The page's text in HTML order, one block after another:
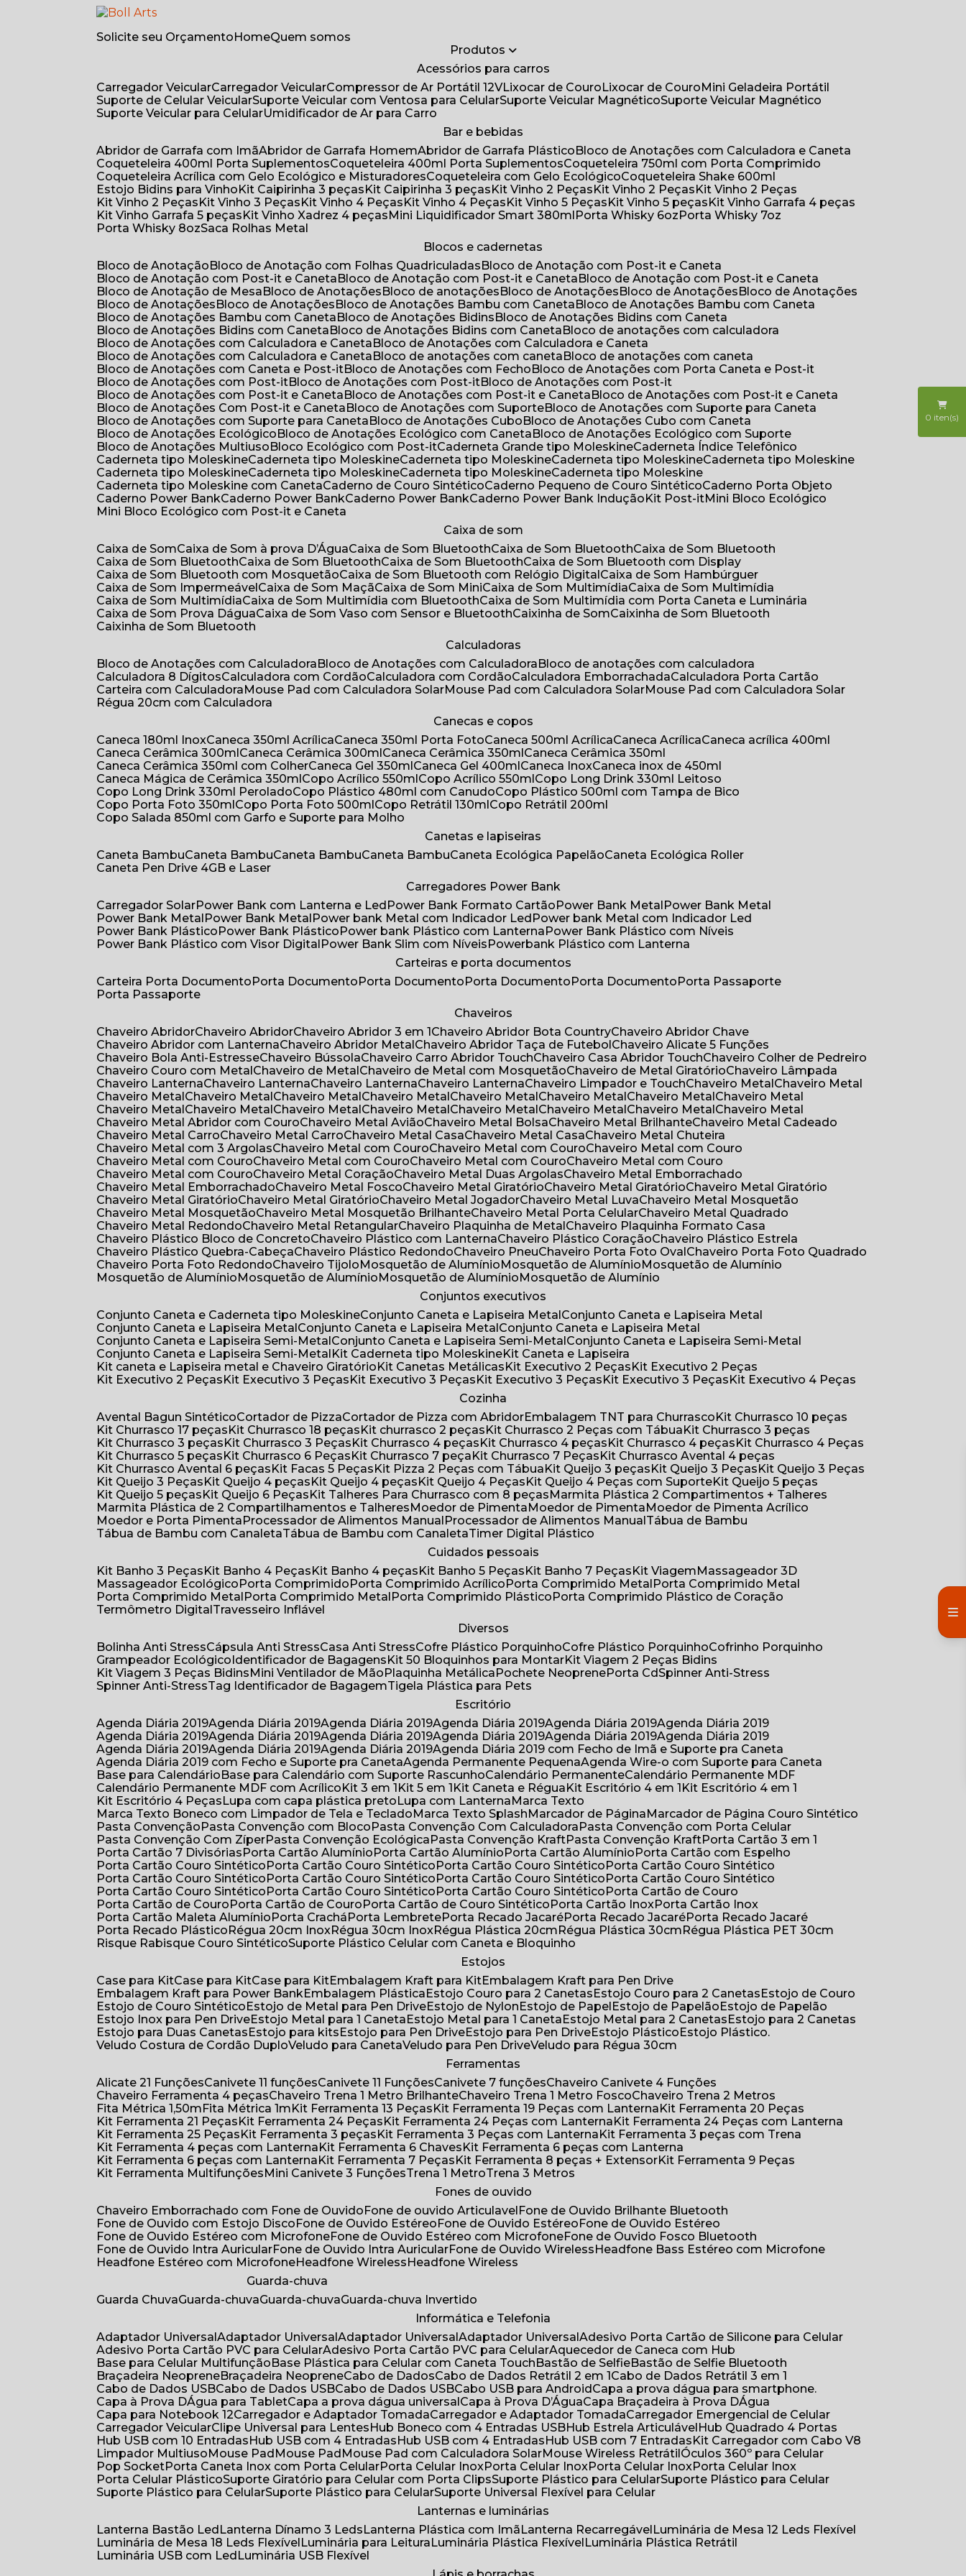
Solicite seu Orçamento Home
Quem somos
Produtos
Acessórios para carros
Carregador Veicular
Carregador Veicular Compressor de Ar Portátil 12V Lixocar de Couro Lixocar de Couro
Mini Geladeira Portátil
Suporte de Celular Veicular Suporte Veicular com Ventosa para Celular Suporte Veicular Magnético
Suporte Veicular Magnético
Suporte Veicular para Celular
Umidificador de Ar para Carro
Bar e bebidas
Abridor de Garrafa com Imã
Abridor de Garrafa Homem Abridor de Garrafa Plástico
Bloco de Anotações com Calculadora e Caneta
Coqueteleira 400ml Porta Suplementos
Coqueteleira 400ml Porta Suplementos
Coqueteleira 750ml com Porta Comprimido
Coqueteleira Acrílica com Gelo Ecológico e Misturadores
Coqueteleira com Gelo Ecológico
Coqueteleira Shake 600ml
Estojo Bidins para Vinho
Kit Caipirinha 3 peças Kit Caipirinha 3 peças Kit Vinho 2 Peças Kit Vinho 2 Peças
Kit Vinho 2 Peças
Kit Vinho 2 Peças
Kit Vinho 3 Peças Kit Vinho 4 Peças Kit Vinho 4 Peças Kit Vinho 5 Peças Kit Vinho 5 peças
Kit Vinho Garrafa 4 peças
Kit Vinho Garrafa 5 peças
Kit Vinho Xadrez 4 peças Mini Liquidificador Smart 380ml Porta Whisky 6oz
Porta Whisky 7oz
Porta Whisky 8oz
Saca Rolhas Metal
Blocos e cadernetas
Bloco de Anotação
Bloco de Anotação com Folhas Quadriculadas
Bloco de Anotação com Post-it e Caneta
Bloco de Anotação com Post-it e Caneta
Bloco de Anotação com Post-it e Caneta
Bloco de Anotação com Post-it e Caneta
Bloco de Anotação de Mesa
Bloco de Anotações Bloco de anotações Bloco de Anotações Bloco de Anotações
Bloco de Anotações
Bloco de Anotações
Bloco de Anotações Bloco de Anotações Bambu com Caneta
Bloco de Anotações Bambu com Caneta
Bloco de Anotações Bambu com Caneta
Bloco de Anotações Bidins
Bloco de Anotações Bidins com Caneta
Bloco de Anotações Bidins com Caneta
Bloco de Anotações Bidins com Caneta
Bloco de anotações com calculadora
Bloco de Anotações com Calculadora e Caneta
Bloco de Anotações com Calculadora e Caneta
Bloco de Anotações com Calculadora e Caneta
Bloco de anotações com caneta
Bloco de anotações com caneta
Bloco de Anotações com Caneta e Post-it
Bloco de Anotações com Fecho
Bloco de Anotações com Porta Caneta e Post-it
Bloco de Anotações com Post-it
Bloco de Anotações com Post-it
Bloco de Anotações com Post-it
Bloco de Anotações com Post-it e Caneta
Bloco de Anotações com Post-it e Caneta
Bloco de Anotações com Post-it e Caneta
Bloco de Anotações Com Post-it e Caneta
Bloco de Anotações com Suporte
Bloco de Anotações com Suporte para Caneta
Bloco de Anotações com Suporte para Caneta
Bloco de Anotações Cubo
Bloco de Anotações Cubo com Caneta
Bloco de Anotações Ecológico
Bloco de Anotações Ecológico com Caneta
Bloco de Anotações Ecológico com Suporte
Bloco de Anotações Multiuso
Bloco Ecológico com Post-it Caderneta Grande tipo Moleskine
Caderneta Índice Telefônico
Caderneta tipo Moleskine
Caderneta tipo Moleskine Caderneta tipo Moleskine Caderneta tipo Moleskine
Caderneta tipo Moleskine
Caderneta tipo Moleskine
Caderneta tipo Moleskine Caderneta tipo Moleskine
Caderneta tipo Moleskine
Caderneta tipo Moleskine com Caneta
Caderno de Couro Sintético Caderno Pequeno de Couro Sintético
Caderno Porta Objeto
Caderno Power Bank
Caderno Power Bank Caderno Power Bank Caderno Power Bank Indução Kit Post-it
Mini Bloco Ecológico
Mini Bloco Ecológico com Post-it e Caneta
Caixa de som
Caixa de Som
Caixa de Som à prova D’Água Caixa de Som Bluetooth Caixa de Som Bluetooth
Caixa de Som Bluetooth
Caixa de Som Bluetooth
Caixa de Som Bluetooth Caixa de Som Bluetooth
Caixa de Som Bluetooth com Display
Caixa de Som Bluetooth com Mosquetão
Caixa de Som Bluetooth com Relógio Digital
Caixa de Som Hambúrguer
Caixa de Som Impermeável
Caixa de Som Maçã Caixa de Som Mini Caixa de Som Multimídia
Caixa de Som Multimídia
Caixa de Som Multimídia
Caixa de Som Multimídia com Bluetooth
Caixa de Som Multimídia com Porta Caneta e Luminária
Caixa de Som Prova Dágua
Caixa de Som Vaso com Sensor e Bluetooth Caixinha de Som
Caixinha de Som Bluetooth
Caixinha de Som Bluetooth
Calculadoras
Bloco de Anotações com Calculadora
Bloco de Anotações com Calculadora
Bloco de anotações com calculadora
Calculadora 8 Dígitos
Calculadora com Cordão Calculadora com Cordão Calculadora Emborrachada
Calculadora Porta Cartão
Carteira com Calculadora
Mouse Pad com Calculadora Solar Mouse Pad com Calculadora Solar
Mouse Pad com Calculadora Solar
Régua 20cm com Calculadora
Canecas e copos
Caneca 180ml Inox
Caneca 350ml Acrílica Caneca 350ml Porta Foto Caneca 500ml Acrílica Caneca Acrílica
Caneca acrílica 400ml
Caneca Cerâmica 300ml
Caneca Cerâmica 300ml Caneca Cerâmica 350ml
Caneca Cerâmica 350ml
Caneca Cerâmica 350ml com Colher
Caneca Gel 350ml Caneca Gel 400ml Caneca Inox
Caneca inox de 450ml
Caneca Mágica de Cerâmica 350ml
Copo Acrílico 550ml Copo Acrílico 550ml
Copo Long Drink 330ml Leitoso
Copo Long Drink 330ml Perolado
Copo Plástico 480ml com Canudo
Copo Plástico 500ml com Tampa de Bico
Copo Porta Foto 350ml
Copo Porta Foto 500ml Copo Retrátil 130ml
Copo Retrátil 200ml
Copo Salada 850ml com Garfo e Suporte para Molho
Canetas e lapiseiras
Caneta Bambu
Caneta Bambu Caneta Bambu Caneta Bambu Caneta Ecológica Papelão
Caneta Ecológica Roller
Caneta Pen Drive 4GB e Laser
Carregadores Power Bank
Carregador Solar
Power Bank com Lanterna e Led Power Bank Formato Cartão Power Bank Metal
Power Bank Metal
Power Bank Metal
Power Bank Metal Power bank Metal com Indicador Led
Power bank Metal com Indicador Led
Power Bank Plástico
Power Bank Plástico Power bank Plástico com Lanterna
Power Bank Plástico com Níveis
Power Bank Plástico com Visor Digital
Power Bank Slim com Níveis
Powerbank Plástico com Lanterna
Carteiras e porta documentos
Carteira Porta Documento
Porta Documento Porta Documento Porta Documento Porta Documento
Porta Passaporte
Porta Passaporte
Chaveiros
Chaveiro Abridor
Chaveiro Abridor Chaveiro Abridor 3 em 1 Chaveiro Abridor Bota Country
Chaveiro Abridor Chave
Chaveiro Abridor com Lanterna
Chaveiro Abridor Metal Chaveiro Abridor Taça de Futebol
Chaveiro Alicate 5 Funções
Chaveiro Bola Anti-Estresse
Chaveiro Bússola Chaveiro Carro Abridor Touch Chaveiro Casa Abridor Touch
Chaveiro Colher de Pedreiro
Chaveiro Couro com Metal
Chaveiro de Metal Chaveiro de Metal com Mosquetão Chaveiro de Metal Giratório
Chaveiro Lâmpada
Chaveiro Lanterna
Chaveiro Lanterna Chaveiro Lanterna Chaveiro Lanterna Chaveiro Limpador e Touch Chaveiro Metal
Chaveiro Metal
Chaveiro Metal
Chaveiro Metal Chaveiro Metal Chaveiro Metal Chaveiro Metal Chaveiro Metal Chaveiro Metal
Chaveiro Metal
Chaveiro Metal
Chaveiro Metal Chaveiro Metal Chaveiro Metal Chaveiro Metal Chaveiro Metal Chaveiro Metal
Chaveiro Metal
Chaveiro Metal Abridor com Couro
Chaveiro Metal Avião Chaveiro Metal Bolsa Chaveiro Metal Brilhante
Chaveiro Metal Cadeado
Chaveiro Metal Carro
Chaveiro Metal Carro Chaveiro Metal Casa Chaveiro Metal Casa
Chaveiro Metal Chuteira
Chaveiro Metal com 3 Argolas
Chaveiro Metal com Couro Chaveiro Metal com Couro
Chaveiro Metal com Couro
Chaveiro Metal com Couro
Chaveiro Metal com Couro Chaveiro Metal com Couro
Chaveiro Metal com Couro
Chaveiro Metal com Couro
Chaveiro Metal Coração Chaveiro Metal Duas Argolas
Chaveiro Metal Emborrachado
Chaveiro Metal Emborrachado
Chaveiro Metal Fosco Chaveiro Metal Giratório Chaveiro Metal Giratório
Chaveiro Metal Giratório
Chaveiro Metal Giratório
Chaveiro Metal Giratório Chaveiro Metal Jogador Chaveiro Metal Luva
Chaveiro Metal Mosquetão
Chaveiro Metal Mosquetão
Chaveiro Metal Mosquetão Brilhante Chaveiro Metal Porta Celular
Chaveiro Metal Quadrado
Chaveiro Metal Redondo
Chaveiro Metal Retangular Chaveiro Plaquinha de Metal
Chaveiro Plaquinha Formato Casa
Chaveiro Plástico Bloco de Concreto
Chaveiro Plástico com Lanterna Chaveiro Plástico Coração
Chaveiro Plástico Estrela
Chaveiro Plástico Quebra-Cabeça
Chaveiro Plástico Redondo Chaveiro Pneu Chaveiro Porta Foto Oval
Chaveiro Porta Foto Quadrado
Chaveiro Porta Foto Redondo
Chaveiro Tijolo Mosquetão de Alumínio Mosquetão de Alumínio
Mosquetão de Alumínio
Mosquetão de Alumínio
Mosquetão de Alumínio Mosquetão de Alumínio
Mosquetão de Alumínio
Conjuntos executivos
Conjunto Caneta e Caderneta tipo Moleskine
Conjunto Caneta e Lapiseira Metal
Conjunto Caneta e Lapiseira Metal
Conjunto Caneta e Lapiseira Metal
Conjunto Caneta e Lapiseira Metal
Conjunto Caneta e Lapiseira Metal
Conjunto Caneta e Lapiseira Semi-Metal
Conjunto Caneta e Lapiseira Semi-Metal
Conjunto Caneta e Lapiseira Semi-Metal
Conjunto Caneta e Lapiseira Semi-Metal
Kit Caderneta tipo Moleskine
Kit Caneta e Lapiseira
Kit caneta e Lapiseira metal e Chaveiro Giratório
Kit Canetas Metálicas Kit Executivo 2 Peças
Kit Executivo 2 Peças
Kit Executivo 2 Peças
Kit Executivo 3 Peças Kit Executivo 3 Peças Kit Executivo 3 Peças Kit Executivo 3 Peças
Kit Executivo 4 Peças
Cozinha
Avental Bagun Sintético
Cortador de Pizza Cortador de Pizza com Abridor Embalagem TNT para Churrasco
Kit Churrasco 10 peças
Kit Churrasco 17 peças
Kit Churrasco 18 peças Kit churrasco 2 peças Kit Churrasco 2 Peças com Tábua
Kit Churrasco 3 peças
Kit Churrasco 3 peças
Kit Churrasco 3 Peças Kit Churrasco 4 peças Kit Churrasco 4 peças Kit Churrasco 4 peças
Kit Churrasco 4 Peças
Kit Churrasco 5 peças
Kit Churrasco 6 Peças Kit Churrasco 7 peça Kit Churrasco 7 Peças
Kit Churrasco Avental 4 peças
Kit Churrasco Avental 6 peças
Kit Facas 5 Peças Kit Pizza 2 Peças com Tábua Kit Queijo 3 peças Kit Queijo 3 Peças
Kit Queijo 3 Peças
Kit Queijo 3 Peças
Kit Queijo 4 peças Kit Queijo 4 peças Kit Queijo 4 Peças Kit Queijo 4 Peças com Suporte
Kit Queijo 5 peças
Kit Queijo 5 peças
Kit Queijo 6 Peças Kit Talheres Para Churrasco com 8 peças
Marmita Plástica 2 Compartimentos + Talheres
Marmita Plástica de 2 Compartilhamentos e Talheres
Moedor de Pimenta Moedor de Pimenta
Moedor de Pimenta Acrílico
Moedor e Porta Pimenta
Processador de Alimentos Manual Processador de Alimentos Manual
Tábua de Bambu
Tábua de Bambu com Canaleta
Tábua de Bambu com Canaleta
Timer Digital Plástico
Cuidados pessoais
Kit Banho 3 Peças
Kit Banho 4 Peças Kit Banho 4 peças Kit Banho 5 Peças Kit Banho 7 Peças Kit Viagem
Massageador 3D
Massageador Ecológico
Porta Comprimido Porta Comprimido Acrílico Porta Comprimido Metal
Porta Comprimido Metal
Porta Comprimido Metal
Porta Comprimido Metal Porta Comprimido Plástico
Porta Comprimido Plástico de Coração
Termômetro Digital
Travesseiro Inflável
Diversos
Bolinha Anti Stress
Cápsula Anti Stress Casa Anti Stress Cofre Plástico Porquinho Cofre Plástico Porquinho
Cofrinho Porquinho
Grampeador Ecológico Identificador de Bagagens Kit 50 Bloquinhos para Montar
Kit Viagem 2 Peças Bidins
Kit Viagem 3 Peças Bidins
Mini Ventilador de Mão Plaquinha Metálica Pochete Neoprene Porta Cd
Spinner Anti-Stress
Spinner Anti-Stress
Tag Identificador de Bagagem
Tigela Plástica para Pets
Escritório
Agenda Diária 2019
Agenda Diária 2019 Agenda Diária 2019 Agenda Diária 2019 Agenda Diária 2019
Agenda Diária 2019
Agenda Diária 2019
Agenda Diária 2019 Agenda Diária 2019 Agenda Diária 2019 Agenda Diária 2019
Agenda Diária 2019
Agenda Diária 2019
Agenda Diária 2019 Agenda Diária 2019
Agenda Diária 2019 com Fecho de Imã e Suporte pra Caneta
Agenda Diária 2019 com Fecho e Suporte pra Caneta
Agenda Permanente Pequena
Agenda Wire-o com Suporte para Caneta
Base para Calendário
Base para Calendário com Suporte Rascunho Calendário Permanente
Calendário Permanente MDF
Calendário Permanente MDF com Acrílico
Kit 3 em 1 Kit 5 em 1 Kit Caneta e Régua Kit Escritório 4 em 1
Kit Escritório 4 em 1
Kit Escritório 4 Peças
Lupa com capa plástica preto Lupa com Lanterna
Marca Texto
Marca Texto Boneco com Limpador de Tela e Teclado
Marca Texto Splash Marcador de Página
Marcador de Página Couro Sintético
Pasta Convenção
Pasta Convenção com Bloco Pasta Convenção Com Calculadora
Pasta Convenção com Porta Celular
Pasta Convenção Com Zíper
Pasta Convenção Ecológica Pasta Convenção Kraft Pasta Convenção Kraft
Porta Cartão 3 em 1
Porta Cartão 7 Divisórias
Porta Cartão Alumínio Porta Cartão Alumínio Porta Cartão Alumínio
Porta Cartão com Espelho
Porta Cartão Couro Sintético
Porta Cartão Couro Sintético Porta Cartão Couro Sintético
Porta Cartão Couro Sintético
Porta Cartão Couro Sintético
Porta Cartão Couro Sintético Porta Cartão Couro Sintético
Porta Cartão Couro Sintético
Porta Cartão Couro Sintético
Porta Cartão Couro Sintético Porta Cartão Couro Sintético
Porta Cartão de Couro
Porta Cartão de Couro
Porta Cartão de Couro Porta Cartão de Couro Sintético Porta Cartão Inox
Porta Cartão Inox
Porta Cartão Maleta Alumínio
Porta Crachá Porta Lembrete Porta Recado Jacaré Porta Recado Jacaré
Porta Recado Jacaré
Porta Recado Plástico
Régua 20cm Inox Régua 30cm Inox Régua Plástica 20cm Régua Plástica 30cm
Régua Plástica PET 30cm
Risque Rabisque Couro Sintético
Suporte Plástico Celular com Caneta e Bloquinho
Estojos
Case para Kit
Case para Kit Case para Kit Embalagem Kraft para Kit
Embalagem Kraft para Pen Drive
Embalagem Kraft para Power Bank
Embalagem Plástica Estojo Couro para 2 Canetas Estojo Couro para 2 Canetas
Estojo de Couro
Estojo de Couro Sintético
Estojo de Metal para Pen Drive Estojo de Nylon Estojo de Papel Estojo de Papelão
Estojo de Papelão
Estojo Inox para Pen Drive
Estojo Metal para 1 Caneta Estojo Metal para 1 Caneta Estojo Metal para 2 Canetas
Estojo para 2 Canetas
Estojo para Duas Canetas
Estojo para kits Estojo para Pen Drive Estojo para Pen Drive Estojo Plástico
Estojo Plástico.
Veludo Costura de Cordão Duplo Veludo para Caneta Veludo para Pen Drive Veludo para Régua 30cm
Ferramentas
Alicate 21 Funções
Canivete 11 funções Canivete 11 Funções Canivete 7 funções
Chaveiro Canivete 4 Funções
Chaveiro Ferramenta 4 peças
Chaveiro Trena 1 Metro Brilhante Chaveiro Trena 1 Metro Fosco
Chaveiro Trena 2 Metros
Fita Métrica 1,50m
Fita Métrica 1m Kit Ferramenta 13 Peças Kit Ferramenta 19 Peças com Lanterna
Kit Ferramenta 20 Peças
Kit Ferramenta 21 Peças
Kit Ferramenta 24 Peças Kit Ferramenta 24 Peças com Lanterna
Kit Ferramenta 24 Peças com Lanterna
Kit Ferramenta 25 Peças
Kit Ferramenta 3 peças Kit Ferramenta 3 Peças com Lanterna
Kit Ferramenta 3 peças com Trena
Kit Ferramenta 4 peças com Lanterna
Kit Ferramenta 6 Chaves
Kit Ferramenta 6 peças com Lanterna
Kit Ferramenta 6 peças com Lanterna
Kit Ferramenta 7 Peças Kit Ferramenta 8 peças + Extensor
Kit Ferramenta 9 Peças
Kit Ferramenta Multifunções
Mini Canivete 3 Funções Trena 1 Metro
Trena 3 Metros
Fones de ouvido
Chaveiro Emborrachado com Fone de Ouvido
Fone de ouvido Articulavel
Fone de Ouvido Brilhante Bluetooth
Fone de Ouvido com Estojo Disco
Fone de Ouvido Estéreo Fone de Ouvido Estéreo
Fone de Ouvido Estéreo
Fone de Ouvido Estéreo com Microfone Fone de Ouvido Estéreo com Microfone Fone de Ouvido Fosco Bluetooth
Fone de Ouvido Intra Auricular Fone de Ouvido Intra Auricular Fone de Ouvido Wireless
Headfone Bass Estéreo com Microfone
Headfone Estéreo com Microfone
Headfone Wireless
Headfone Wireless
Guarda-chuva
Guarda Chuva
Guarda-chuva Guarda-chuva
Guarda-chuva Invertido
Informática e Telefonia
Adaptador Universal
Adaptador Universal Adaptador Universal Adaptador Universal
Adesivo Porta Cartão de Silicone para Celular
Adesivo Porta Cartão PVC para Celular
Adesivo Porta Cartão PVC para Celular
Aquecedor de Caneca com Hub
Base para Celular Multifunção
Base Plástica para Celular com Caneta Touch Bastão de Selfie
Bastão de Selfie Bluetooth
Braçadeira Neoprene
Braçadeira Neoprene Cabo de Dados Cabo de Dados Retrátil 2 em 1
Cabo de Dados Retrátil 3 em 1
Cabo de Dados USB
Cabo de Dados USB Cabo de Dados USB Cabo USB para Android
Capa a prova dágua para smartphone.
Capa à Prova DÁgua para Tablet
Capa a prova dágua universal Capa à Prova D’Água
Capa Braçadeira à Prova DÁgua
Capa para Notebook 12
Carregador e Adaptador Tomada Carregador e Adaptador Tomada
Carregador Emergencial de Celular
Carregador Veicular
Clipe Universal para Lentes Hub Boneco com 4 Entradas USB Hub Estrela Articulável
Hub Quadrado 4 Portas
Hub USB com 10 Entradas
Hub USB com 4 Entradas Hub USB com 4 Entradas Hub USB com 7 Entradas
Kit Carregador com Cabo V8
Limpador Multiuso
Mouse Pad Mouse Pad Mouse Pad com Calculadora Solar Mouse Wireless Retrátil
Óculos 360º para Celular
Pop Socket
Porta Caneta Inox com Porta Celular Porta Celular Inox Porta Celular Inox Porta Celular Inox
Porta Celular Inox
Porta Celular Plástico
Suporte Giratório para Celular com Porta Clips Suporte Plástico para Celular Suporte Plástico para Celular
Suporte Plástico para Celular Suporte Plástico para Celular Suporte Universal Flexível para Celular
Lanternas e luminárias
Lanterna Bastão Led
Lanterna Dínamo 3 Leds Lanterna Plástica com Imã Lanterna Recarregável
Luminária de Mesa 12 Leds Flexível
Luminária de Mesa 18 Leds Flexível
Luminária para Leitura Luminária Plástica Flexível
Luminária Plástica Retrátil
Luminária USB com Led
Luminária USB Flexível
0 iten(s)